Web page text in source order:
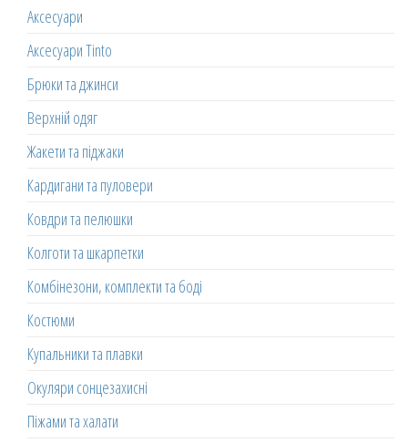
Аксесуари
Аксесуари Tinto
Брюки та джинси
Верхній одяг
Жакети та піджаки
Кардигани та пуловери
Ковдри та пелюшки
Колготи та шкарпетки
Комбінезони, комплекти та боді
Костюми
Купальники та плавки
Окуляри сонцезахисні
Піжами та халати